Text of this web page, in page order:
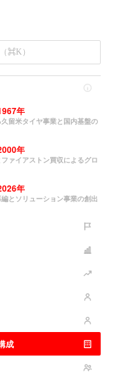
年
留米タイヤ事業と国内基盤の
年
ァイアストン買収によるグロ
年
とソリューション事業の創出
成